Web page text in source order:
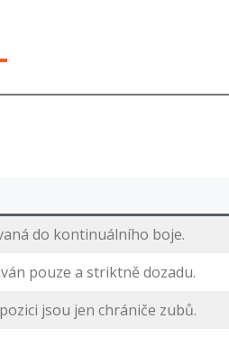
do kontinuálního boje.
pouze a striktně dozadu.
jsou jen chrániče zubů.